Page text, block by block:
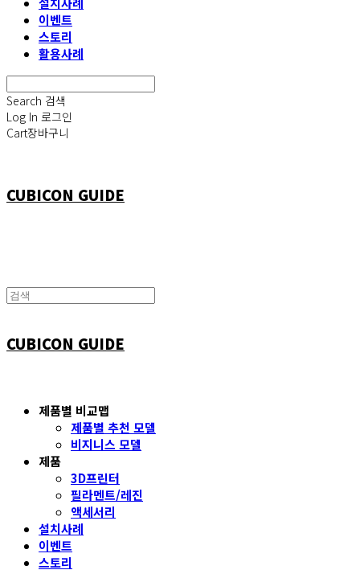
이벤트
스토리
활용사례
Search 검색
Log In 로그인
Cart장바구니
CUBICON GUIDE
CUBICON GUIDE
제품별 비교맵
제품별 추천 모델
비지니스 모델
제품
3D프린터
필라멘트/레진
액세서리
설치사례
이벤트
스토리